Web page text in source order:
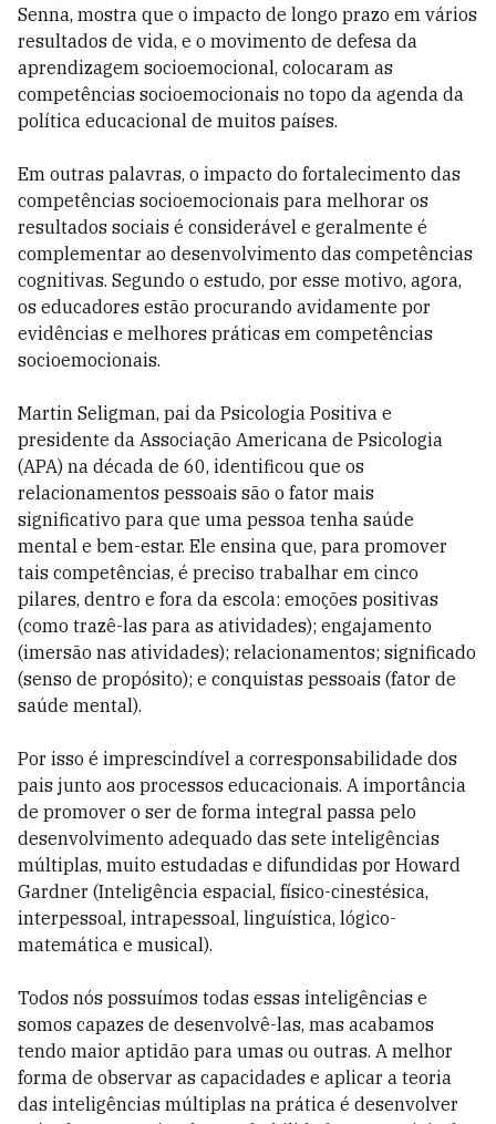
Senna, mostra que o impacto de longo prazo em vários
resultados de vida, e o movimento de defesa da
aprendizagem socioemocional, colocaram as
competências socioemocionais no topo da agenda da
política educacional de muitos países.
Em outras palavras, o impacto do fortalecimento das
competências socioemocionais para melhorar os
resultados sociais é considerável e geralmente é
complementar ao desenvolvimento das competências
cognitivas. Segundo o estudo, por esse motivo, agora,
os educadores estão procurando avidamente por
evidências e melhores práticas em competências
socioemocionais.
Martin Seligman, pai da Psicologia Positiva e
presidente da Associação Americana de Psicologia
(APA) na década de 60, identificou que os
relacionamentos pessoais são o fator mais
significativo para que uma pessoa tenha saúde
mental e bem-estar. Ele ensina que, para promover
tais competências, é preciso trabalhar em cinco
pilares, dentro e fora da escola: emoções positivas
(como trazê-las para as atividades); engajamento
(imersão nas atividades); relacionamentos; significado
(senso de propósito); e conquistas pessoais (fator de
saúde mental).
Por isso é imprescindível a corresponsabilidade dos
pais junto aos processos educacionais. A importância
de promover o ser de forma integral passa pelo
desenvolvimento adequado das sete inteligências
múltiplas, muito estudadas e difundidas por Howard
Gardner (Inteligência espacial, físico-cinestésica,
interpessoal, intrapessoal, linguística, lógico-
matemática e musical).
Todos nós possuímos todas essas inteligências e
somos capazes de desenvolvê-las, mas acabamos
tendo maior aptidão para umas ou outras. A melhor
forma de observar as capacidades e aplicar a teoria
das inteligências múltiplas na prática é desenvolver